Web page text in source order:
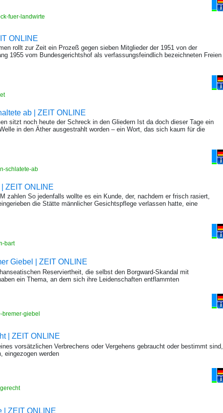
fuer-landwirte
ONLINE
rollt zur Zeit ein Prozeß gegen sieben Mitglieder der 1951 von der
1955 vom Bundesgerichtshof als verfassungsfeindlich bezeichneten Freien
ab | ZEIT ONLINE
sitzt noch heute der Schreck in den Gliedern Ist da doch dieser Tage ein
in den Äther ausgestrahlt worden – ein Wort, das sich kaum für die
schlatete-ab
ZEIT ONLINE
zahlen So jedenfalls wollte es ein Kunde, der, nachdem er frisch rasiert,
die Stätte männlicher Gesichtspflege verlassen hatte, eine
bart
Giebel | ZEIT ONLINE
Reserviertheit, die selbst den Borgward-Skandal mit
ein Thema, an dem sich ihre Leidenschaften entflammten
bremer-giebel
| ZEIT ONLINE
vorsätzlichen Verbrechens oder Vergehens gebraucht oder bestimmt sind,
eingezogen werden
| ZEIT ONLINE